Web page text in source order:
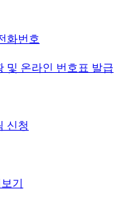
화번호
및 온라인 번호표 발급
신청
기